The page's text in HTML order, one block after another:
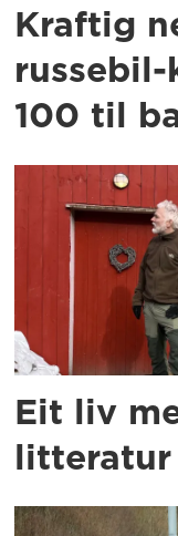
Kraftig
russebil-
100 til
Eit liv
litteratur